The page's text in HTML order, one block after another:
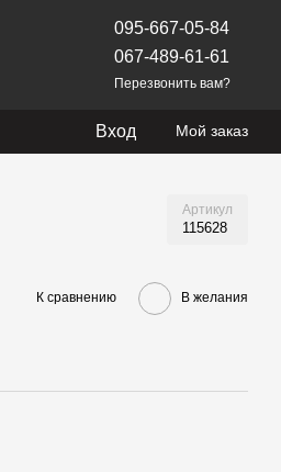
095-667-05-84
067-489-61-61
Перезвонить вам?
Вход Мой заказ
Артикул
115628
К сравнению В желания